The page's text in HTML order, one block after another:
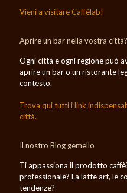
Vieni a visitare Caffèlab!
Aprire un bar nella vostra città?
Ogni città e ogni regione può
aprire un bar o un ristorante
contesto.
Trova qui tutti i link
città.
Il nostro Blog gemello
Ti appassiona il prodotto
professionale? La latte art, le
tendenze?